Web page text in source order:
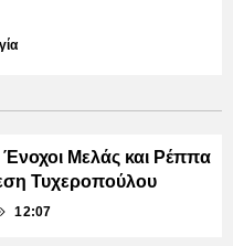
Μελάς και Ρέππα
Τυχεροπούλου
12:07